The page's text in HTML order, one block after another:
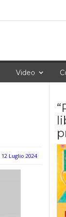
Video
12 Luglio 2024